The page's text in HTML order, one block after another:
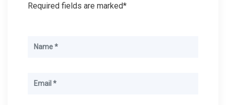
Required fields are marked*